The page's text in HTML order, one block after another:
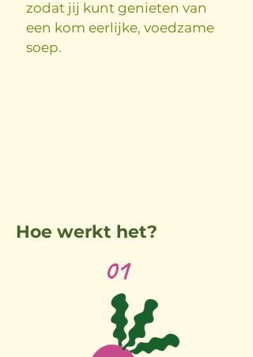
zodat jij kunt genieten van
een kom eerlijke, voedzame
soep.
Hoe werkt het?
01